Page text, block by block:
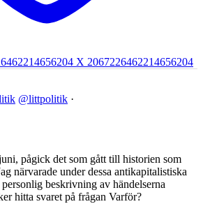
X 2067226462214656204
@littpolitik ·
pågick det som gått till historien som
närvarade under dessa antikapitalistiska
beskrivning av händelserna
hitta svaret på frågan Varför?